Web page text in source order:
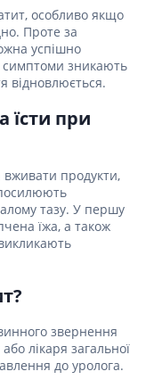
особливо якщо
Проте за
успішно
симптоми зникають
відновлюється.
їсти при
продукти,
тазу. У першу
їжа, а також
звернення
лікаря загальної
до уролога.